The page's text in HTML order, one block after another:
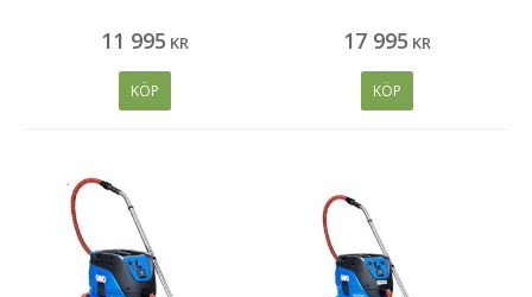
11 995 KR
KÖP
17 995 KR
KÖP